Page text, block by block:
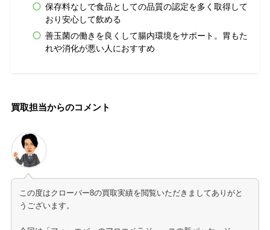
保存料なしで食品としての品質の認定を多く取得して
おり安心して飲める
善玉菌の働きを良くして腸内環境をサポート。胃もた
れや消化が悪い人におすすめ
買取担当からのコメント
この度はクローバー8の買取実績を閲覧いただきましてありがと
うございます。